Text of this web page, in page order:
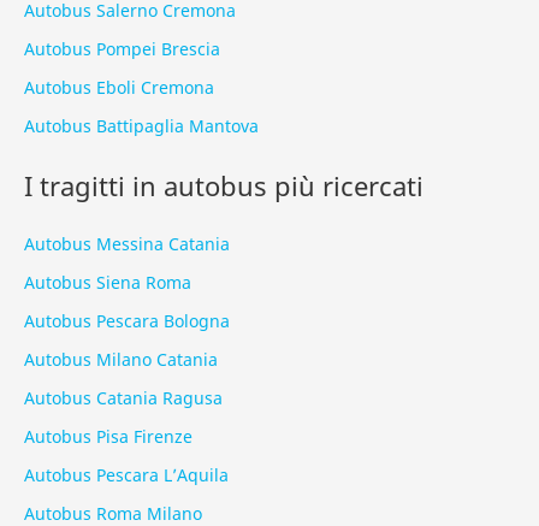
Autobus Salerno Cremona
Autobus Pompei Brescia
Autobus Eboli Cremona
Autobus Battipaglia Mantova
I tragitti in autobus più ricercati
Autobus Messina Catania
Autobus Siena Roma
Autobus Pescara Bologna
Autobus Milano Catania
Autobus Catania Ragusa
Autobus Pisa Firenze
Autobus Pescara L’Aquila
Autobus Roma Milano